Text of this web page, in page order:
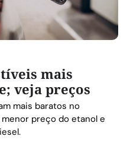
mais
veja preços
mais baratos no
preço do etanol e